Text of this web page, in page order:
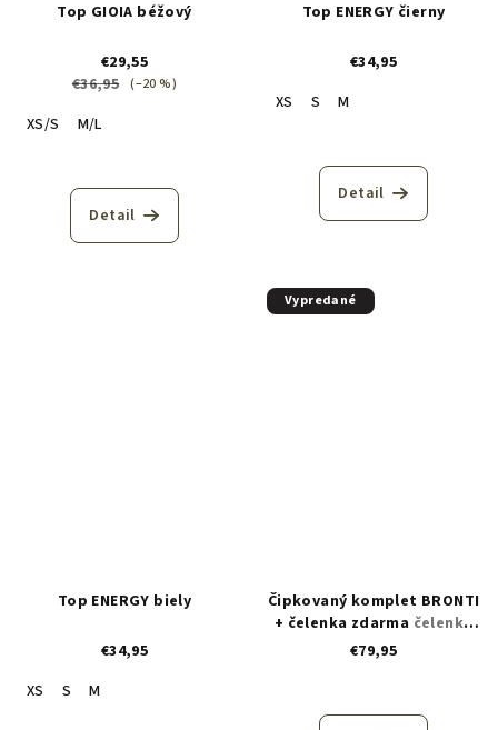
Top GIOIA béžový
€29,55
€36,95 (–20 %)
XS/S M/L
Detail
Top ENERGY čierny
€34,95
XS
S M
Detail
Top ENERGY biely
€34,95
XS
S M
Vypredané
Čipkovaný komplet BRONTI
+ čelenka zdarma čelenka
BRONTI zdarma
€79,95